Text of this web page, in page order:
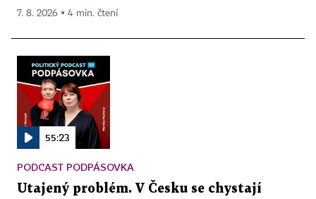
7. 8. 2026 ▪ 4 min. čtení
55:23
PODCAST PODPÁSOVKA
Utajený problém. V Česku se chystají